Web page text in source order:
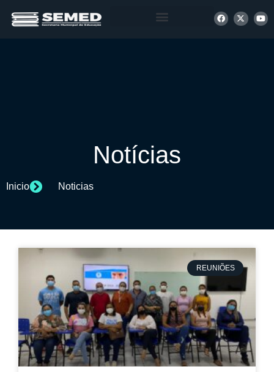
Notícias
Inicio Noticias
REUNIÕES